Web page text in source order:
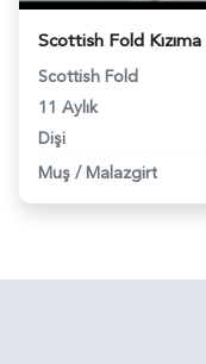
Scottish Fold
11 Aylık
Dişi
Muş / Malazgirt